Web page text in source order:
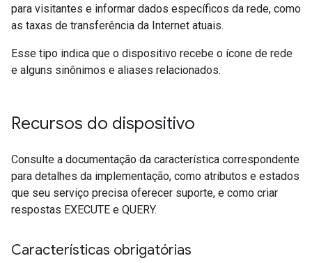
para visitantes e informar dados específicos da rede, como
as taxas de transferência da Internet atuais.
Esse tipo indica que o dispositivo recebe o ícone de rede
e alguns sinônimos e aliases relacionados.
Recursos do dispositivo
Consulte a documentação da característica correspondente
para detalhes da implementação, como atributos e estados
que seu serviço precisa oferecer suporte, e como criar
respostas EXECUTE e QUERY.
Características obrigatórias